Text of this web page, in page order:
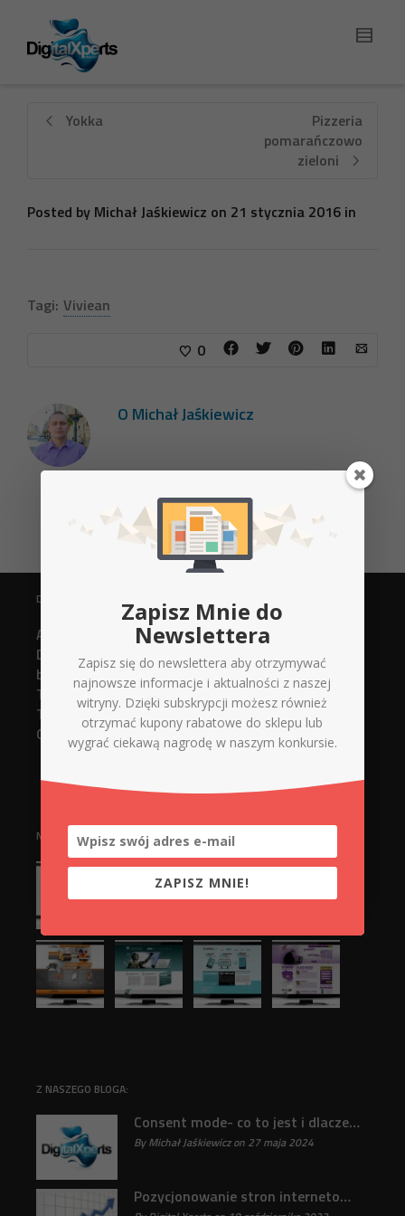
Yokka
Pizzeria
pomarańczowo
zieloni
Posted by Michał Jaśkiewicz on 21 stycznia 2016 in
Tagi: Viviean
0
O Michał Jaśkiewicz
DANE KONTAKTOWE
Agencja Reklamowa
Digital Xperts
biuro@d-x.pl
Tel. 737748919 (strony www)
Tel. 737748918 (serwis + sklep)
Górnicza 12/14 lokal 005
NASZE REALIZACJE:
Z NASZEGO BLOGA:
Consent mode- co to jest i dlaczego jest ważne?
By Michał Jaśkiewicz on 27 maja 2024
Pozycjonowanie stron internetowych : Klucz do sukcesu online odkryty
Zapisz Mnie do
Newslettera
Zapisz się do newslettera aby otrzymywać
najnowsze informacje i aktualności z naszej
witryny. Dzięki subskrypcji możesz również
otrzymać kupony rabatowe do sklepu lub
wygrać ciekawą nagrodę w naszym konkursie.
ZAPISZ MNIE!